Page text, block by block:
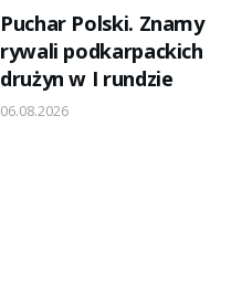
Puchar Polski. Znamy
rywali podkarpackich
drużyn w I rundzie
06.08.2026